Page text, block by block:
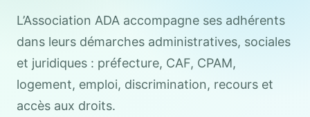
L’Association ADA accompagne ses adhérents
dans leurs démarches administratives, sociales
et juridiques : préfecture, CAF, CPAM,
logement, emploi, discrimination, recours et
accès aux droits.